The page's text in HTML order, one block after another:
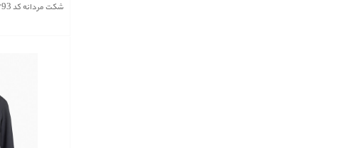
شکت مردانه کد 400/93